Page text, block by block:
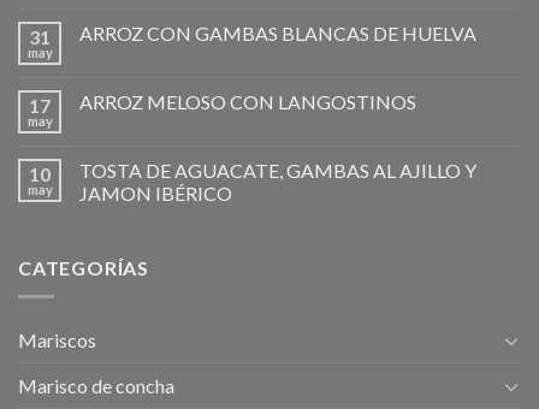
31
may
ARROZ CON GAMBAS BLANCAS DE HUELVA
17
may
ARROZ MELOSO CON LANGOSTINOS
10
may
TOSTA DE AGUACATE, GAMBAS AL AJILLO Y
JAMON IBÉRICO
CATEGORÍAS
Mariscos
Marisco de concha